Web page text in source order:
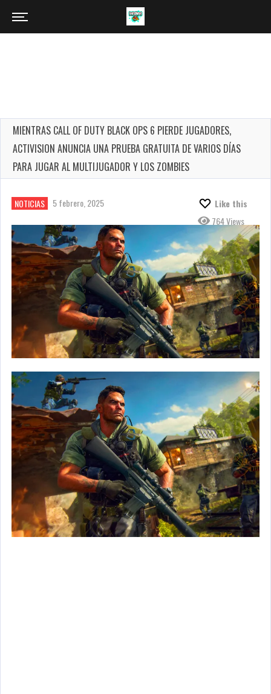
MIENTRAS CALL OF DUTY BLACK OPS 6 PIERDE JUGADORES,
ACTIVISION ANUNCIA UNA PRUEBA GRATUITA DE VARIOS DÍAS
PARA JUGAR AL MULTIJUGADOR Y LOS ZOMBIES
NOTICIAS 5 febrero, 2025
Like this
764 Views